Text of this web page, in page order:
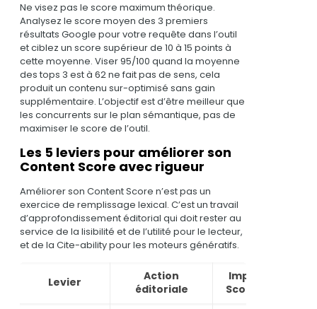
Ne visez pas le score maximum théorique.
Analysez le score moyen des 3 premiers
résultats Google pour votre requête dans l’outil
et ciblez un score supérieur de 10 à 15 points à
cette moyenne. Viser 95/100 quand la moyenne
des tops 3 est à 62 ne fait pas de sens, cela
produit un contenu sur-optimisé sans gain
supplémentaire. L’objectif est d’être meilleur que
les concurrents sur le plan sémantique, pas de
maximiser le score de l’outil.
Les 5 leviers pour améliorer son
Content Score avec rigueur
Améliorer son Content Score n’est pas un
exercice de remplissage lexical. C’est un travail
d’approfondissement éditorial qui doit rester au
service de la lisibilité et de l’utilité pour le lecteur,
et de la Cite-ability pour les moteurs génératifs.
Levier
Action
éditoriale
Impact Content
Score / SEO / GEO